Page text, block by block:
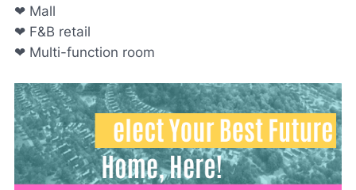
❤ Mall
❤ F&B retail
❤ Multi-function room